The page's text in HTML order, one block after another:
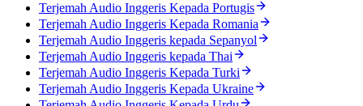
Terjemah Audio Inggeris Kepada Portugis
Terjemah Audio Inggeris Kepada Romania
Terjemah Audio Inggeris kepada Sepanyol
Terjemah Audio Inggeris kepada Thai
Terjemah Audio Inggeris Kepada Turki
Terjemah Audio Inggeris Kepada Ukraine